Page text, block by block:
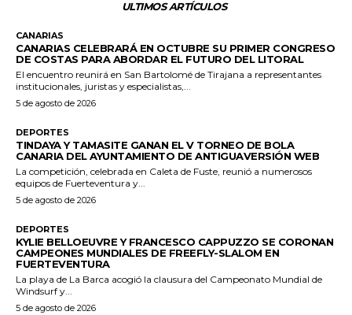
ULTIMOS ARTÍCULOS
CANARIAS
CANARIAS CELEBRARÁ EN OCTUBRE SU PRIMER CONGRESO
DE COSTAS PARA ABORDAR EL FUTURO DEL LITORAL
El encuentro reunirá en San Bartolomé de Tirajana a representantes
institucionales, juristas y especialistas,...
5 de agosto de 2026
DEPORTES
TINDAYA Y TAMASITE GANAN EL V TORNEO DE BOLA
CANARIA DEL AYUNTAMIENTO DE ANTIGUAVERSIÓN WEB
La competición, celebrada en Caleta de Fuste, reunió a numerosos
equipos de Fuerteventura y...
5 de agosto de 2026
DEPORTES
KYLIE BELLOEUVRE Y FRANCESCO CAPPUZZO SE CORONAN
CAMPEONES MUNDIALES DE FREEFLY-SLALOM EN
FUERTEVENTURA
La playa de La Barca acogió la clausura del Campeonato Mundial de
Windsurf y...
5 de agosto de 2026